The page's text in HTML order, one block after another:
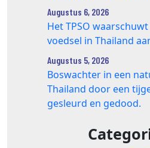
Augustus 6, 2026
Het TPSO
voedsel in Thailand
Augustus 5, 2026
Boswachter in een
Thailand door een
gesleurd en gedood.